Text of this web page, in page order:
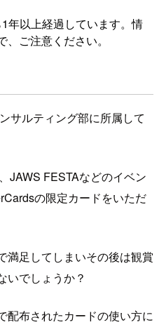
年以上経過しています。情
ご注意ください。
サルティング部に所属して
JAWS FESTAなどのイベン
の限定カードをいただ
満足してしまいその後は観賞
いでしょうか？
配布されたカードの使い方に